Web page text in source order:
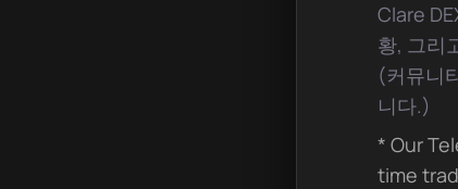
Clare
황, 그리
(커뮤니
니다.)
* Our
time